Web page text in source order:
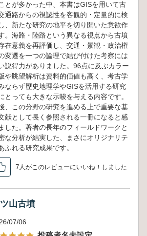
とが多かった中、本書はGISを用いて古
通路からの視認性を客観的・定量的に検
、新たな研究の地平を切り開いた意欲作
。海路・陸路という異なる視点から古墳
在意義を再評価し、交通・景観・政治権
変遷を一つの論理で結び付けた考察には
説得力がありました。96点に及ぶカラー
や眺望解析は資料的価値も高く、考古学
ならず歴史地理学やGISを活用する研究
とっても大きな示唆を与える内容です。
、この分野の研究を進める上で重要な基
献として長く参照される一冊になると感
した。著者の長年のフィールドワークと
な分析が結実した、まさにオリジナリテ
ふれる研究成果です。
7人がこのレビューにいいね！しました
山古墳
07/06